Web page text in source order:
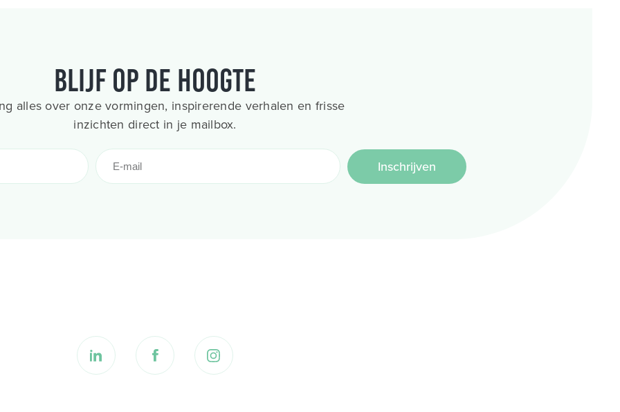
Blijf op de hoogte
alles over onze vormingen, inspirerende verhalen en frisse
inzichten direct in je mailbox.
Inschrijven